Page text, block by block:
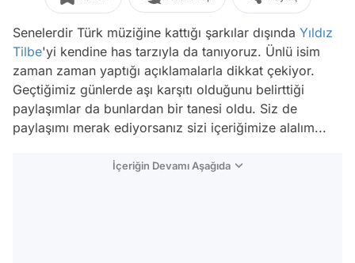
Senelerdir Türk müziğine kattığı şarkılar dışında Yıldız
Tilbe'yi kendine has tarzıyla da tanıyoruz. Ünlü isim
zaman zaman yaptığı açıklamalarla dikkat çekiyor.
Geçtiğimiz günlerde aşı karşıtı olduğunu belirttiği
paylaşımlar da bunlardan bir tanesi oldu. Siz de
paylaşımı merak ediyorsanız sizi içeriğimize alalım...
İçeriğin Devamı Aşağıda